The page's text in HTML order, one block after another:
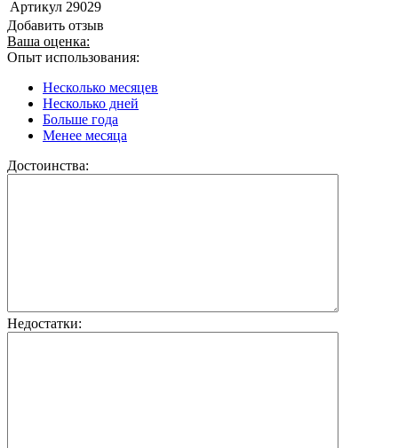
Артикул 29029
Добавить отзыв
Ваша оценка:
Опыт использования:
Несколько месяцев
Несколько дней
Больше года
Менее месяца
Достоинства:
Недостатки: